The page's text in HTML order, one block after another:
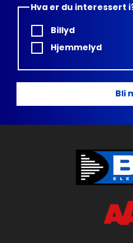
Hva er du interessert
Billyd
Hjemmelyd
Bli